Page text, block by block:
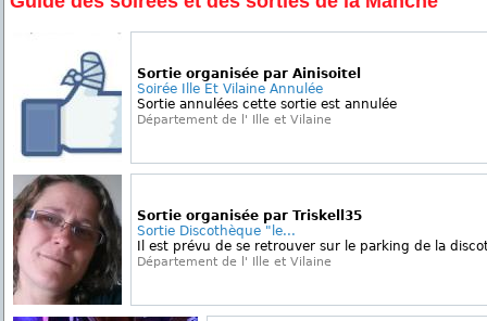
Sortie organisée par Ainisoitel
Soirée Ille Et Vilaine Annulée
Sortie annulées cette sortie est annulée
Département de l' Ille et Vilaine
Sortie organisée par Triskell35
Sortie Discothèque "le...
Il est prévu de se retrouver sur le parking de la
Département de l' Ille et Vilaine